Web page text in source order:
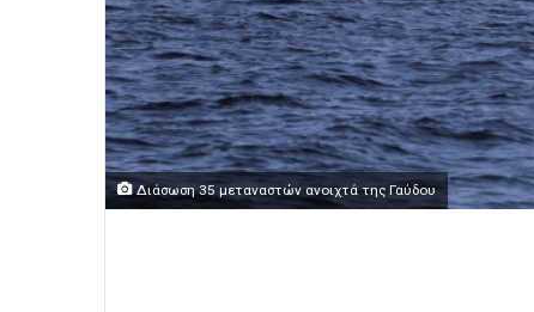
Διάσωση 35 μεταναστών ανοιχτά της Γαύδου